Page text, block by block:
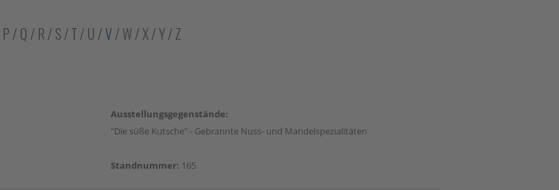
P / Q / R / S/T/ U /V / W/X/Y/ Z
Ausstellungsgegenstände:
"Die süße Kutsche" - Gebrannte Nuss- und Mandelspezialitäten
Standnummer: 165